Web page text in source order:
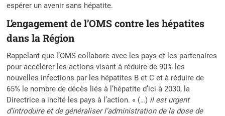
espérer un avenir sans hépatite.
L’engagement de l’OMS contre les hépatites
dans la Région
Rappelant que l’OMS collabore avec les pays et les partenaires
pour accélérer les actions visant à réduire de 90% les
nouvelles infections par les hépatites B et C et à réduire de
65% le nombre de décès liés à l’hépatite d’ici à 2030, la
Directrice a incité les pays à l’action. « (…) il est urgent
d’introduire et de généraliser l’administration de la dose de